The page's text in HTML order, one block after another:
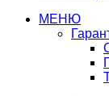
МЕНЮ